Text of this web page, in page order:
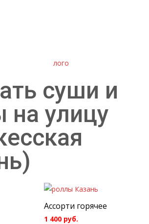
суши и
на улицу
Ассорти горячее
1 400 руб.